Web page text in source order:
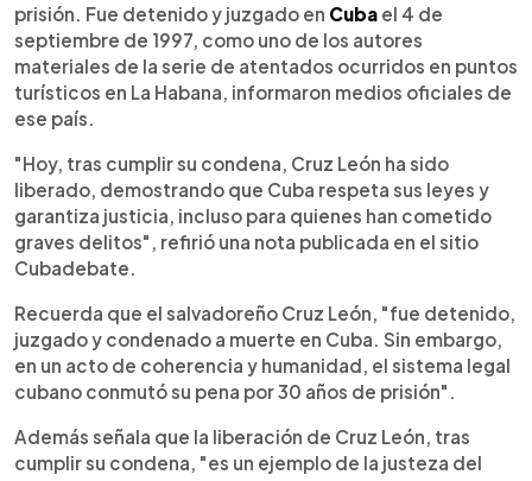
prisión. Fue detenido y juzgado en Cuba el 4 de
septiembre de 1997, como uno de los autores
materiales de la serie de atentados ocurridos en puntos
turísticos en La Habana, informaron medios oficiales de
ese país.
"Hoy, tras cumplir su condena, Cruz León ha sido
liberado, demostrando que Cuba respeta sus leyes y
garantiza justicia, incluso para quienes han cometido
graves delitos", refirió una nota publicada en el sitio
Cubadebate.
Recuerda que el salvadoreño Cruz León, "fue detenido,
juzgado y condenado a muerte en Cuba. Sin embargo,
en un acto de coherencia y humanidad, el sistema legal
cubano conmutó su pena por 30 años de prisión".
Además señala que la liberación de Cruz León, tras
cumplir su condena, "es un ejemplo de la justeza del